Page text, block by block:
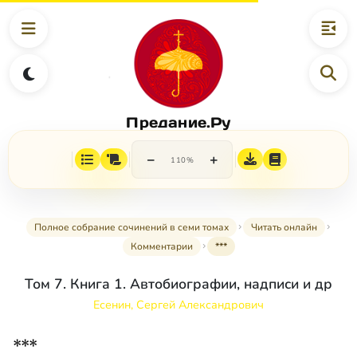
Предание.Ру
− 110% +
Полное собрание сочинений в семи томах
Читать онлайн
Комментарии
***
Том 7. Книга 1. Автобиографии, надписи и др
Есенин, Сергей Александрович
***